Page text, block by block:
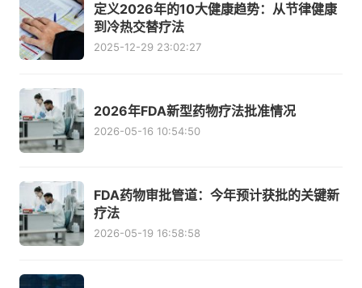
定义2026年的10大健康趋势：从节律健康
到冷热交替疗法
2025-12-29 23:02:27
2026年FDA新型药物疗法批准情况
2026-05-16 10:54:50
FDA药物审批管道：今年预计获批的关键新
疗法
2026-05-19 16:58:58